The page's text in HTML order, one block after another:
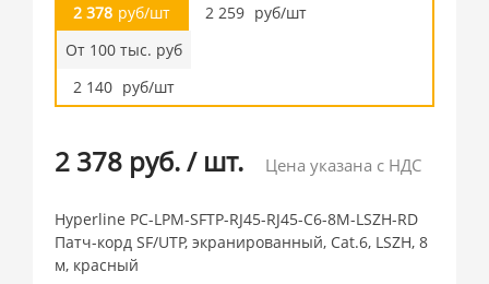
2 378 руб/шт
2 259 руб/шт
От 100 тыс. руб
2 140 руб/шт
2 378 руб./ шт. Цена указана с НДС
Hyperline PC-LPM-SFTP-RJ45-RJ45-C6-8M-LSZH-RD
Патч-корд SF/UTP, экранированный, Cat.6, LSZH, 8
м, красный